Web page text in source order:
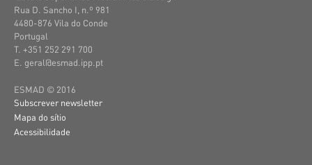
Rua D. Sancho I, n.º 981
4480-876 Vila do Conde
Portugal
T. +351 252 291 700
E. geral@esmad.ipp.pt
ESMAD © 2016
Subscrever newsletter
Mapa do sítio
Acessibilidade